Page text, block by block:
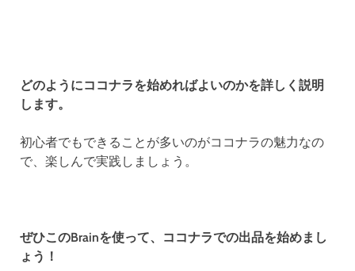
どのようにココナラを始めればよいのかを詳しく説明
します。
初心者でもできることが多いのがココナラの魅力なの
で、楽しんで実践しましょう。
ぜひこのBrainを使って、ココナラでの出品を始めまし
ょう！